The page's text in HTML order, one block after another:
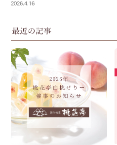
2026.4.16
最近の記事